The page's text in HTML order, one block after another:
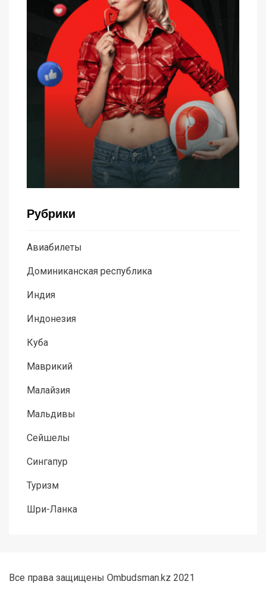
Рубрики
Авиабилеты
Доминиканская республика
Индия
Индонезия
Куба
Маврикий
Малайзия
Мальдивы
Сейшелы
Сингапур
Туризм
Шри-Ланка
Все права защищены Ombudsman.kz 2021